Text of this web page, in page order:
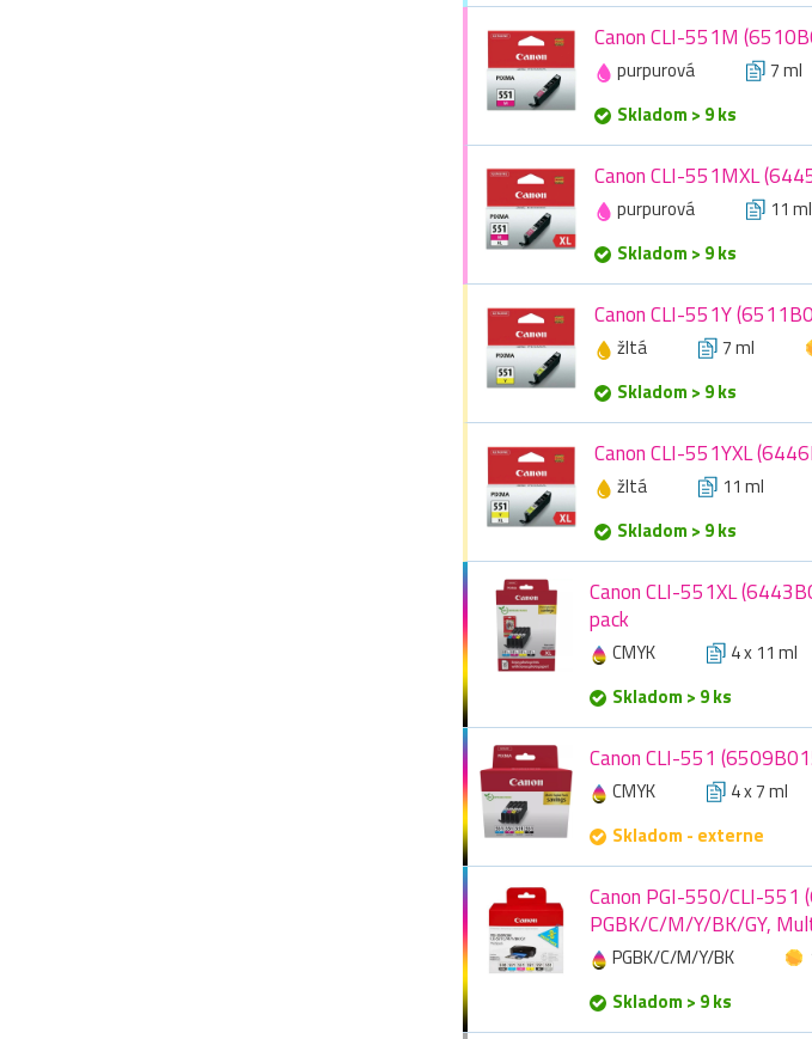
Canon CLI-551M
purpurová 7 ml
Skladom > 9 ks
Canon CLI-551MXL
purpurová 11 ml
Skladom > 9 ks
Canon CLI-551Y
žltá 7 ml
Skladom > 9 ks
Canon CLI-551YXL
žltá 11 ml
Skladom > 9 ks
Canon CLI-551XL
pack
CMYK 4 x 11 ml
Skladom > 9 ks
Canon CLI-551
CMYK 4 x 7 ml
Skladom - externe
Canon PGI-550/CLI-551
PGBK/C/M/Y/BK/GY,
PGBK/C/M/Y/BK
Skladom > 9 ks